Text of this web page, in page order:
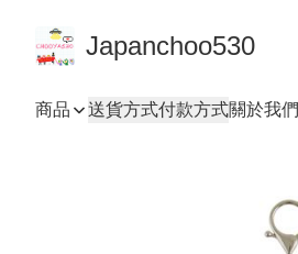
Japanchoo530
商品 送貨方式付款方式關於我們